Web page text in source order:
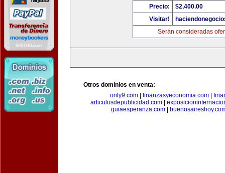
Precio:
$2,400.00
Visitar!
Serán consideradas
Otros dominios en venta:
only9.com
finanzasyeconomia.com
articulosdepublicidad.com|
guiaesperanza.com